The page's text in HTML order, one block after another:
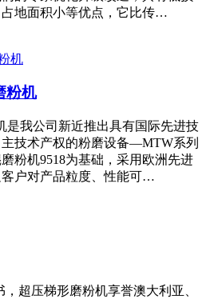
地面积小等优点，它比传…
粉机
是我公司新近推出具有国际先进技
技术产权的粉磨设备—MTW系列
粉机9518为基础，采用欧洲先进
户对产品粒度、性能可…
超压梯形磨粉机享誉澳大利亚、